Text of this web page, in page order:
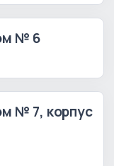
№ 6
№ 7, корпус